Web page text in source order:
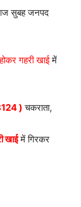
सुबह जनपद
गहरी खाईमें
) चकराता,
खाईमें गिरकर